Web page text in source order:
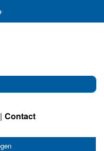
Contact